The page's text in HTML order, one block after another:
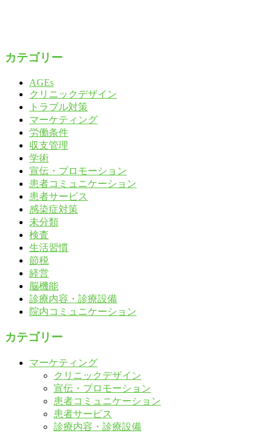
カテゴリー
AGEs
クリニックデザイン
トラブル対策
マーケティング
労働条件
収支管理
学術
宣伝・プロモーション
患者コミュニケーション
患者サービス
感染症対策
未分類
検査
生活習慣
節税
経営
脳機能
診療内容・診療設備
院内コミュニケーション
カテゴリー
マーケティング
クリニックデザイン
宣伝・プロモーション
患者コミュニケーション
患者サービス
診療内容・診療設備